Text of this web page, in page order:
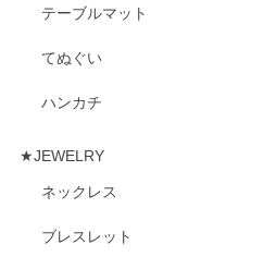
テーブルマット
てぬぐい
ハンカチ
★JEWELRY
ネックレス
ブレスレット